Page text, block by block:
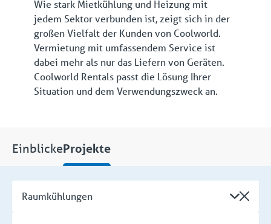
Wie stark Mietkühlung und Heizung mit
jedem Sektor verbunden ist, zeigt sich in der
großen Vielfalt der Kunden von Coolworld.
Vermietung mit umfassendem Service ist
dabei mehr als nur das Liefern von Geräten.
Coolworld Rentals passt die Lösung Ihrer
Situation und dem Verwendungszweck an.
EinblickeProjekte
Raumkühlungen